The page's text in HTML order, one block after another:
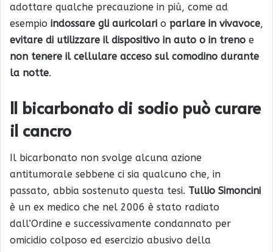
adottare qualche precauzione in più, come ad
esempio indossare gli auricolari o parlare in vivavoce,
evitare di utilizzare il dispositivo in auto o in treno e
non tenere il cellulare acceso sul comodino durante
la notte.
Il bicarbonato di sodio può curare
il cancro
Il bicarbonato non svolge alcuna azione
antitumorale sebbene ci sia qualcuno che, in
passato, abbia sostenuto questa tesi. Tullio Simoncini
è un ex medico che nel 2006 è stato radiato
dall’Ordine e successivamente condannato per
omicidio colposo ed esercizio abusivo della